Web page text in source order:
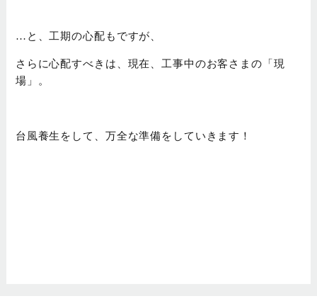
…と、工期の心配もですが、
さらに心配すべきは、現在、工事中のお客さまの 「現
場」
。
台風養生をして、万全な準備をしていきます！